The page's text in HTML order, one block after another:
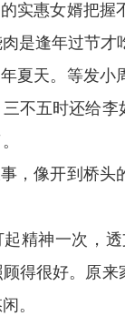
实惠女婿把
是逢年过节才
夏天。等发
不五时还给
，像开到桥
精神一次，
得很好。原
。